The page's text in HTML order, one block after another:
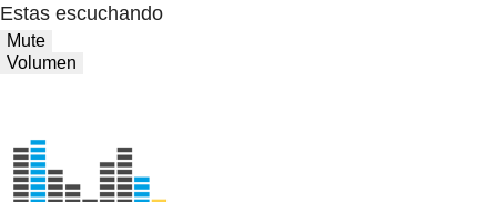
Estas escuchando
Mute
Volumen